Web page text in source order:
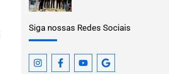
Siga nossas Redes Sociais